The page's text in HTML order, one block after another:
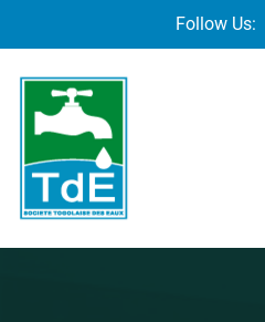
Follow Us: